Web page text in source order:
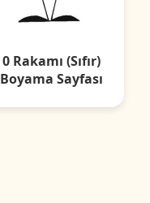
0 Rakamı (Sıfır)
Boyama Sayfası